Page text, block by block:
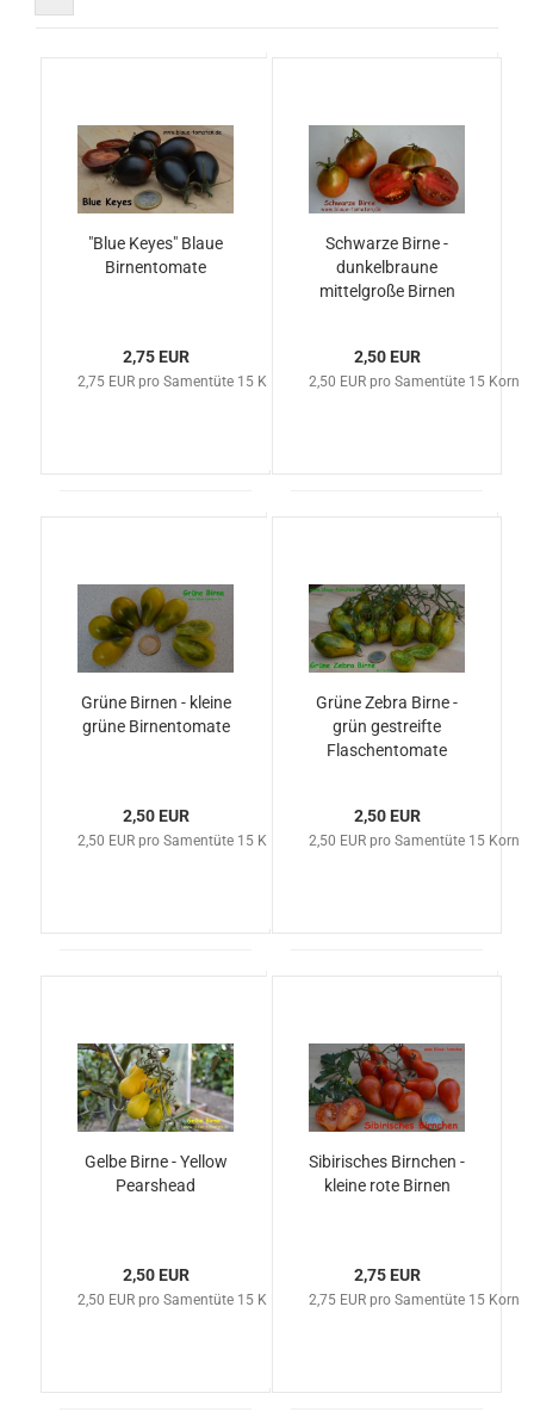
"Blue Keyes" Blaue
Birnentomate
2,75 EUR
2,75 EUR pro Samentüte 15 Korn
Schwarze Birne -
dunkelbraune
mittelgroße Birnen
2,50 EUR
2,50 EUR pro Samentüte 15 Korn
Grüne Birnen - kleine
grüne Birnentomate
2,50 EUR
2,50 EUR pro Samentüte 15 Korn
Grüne Zebra Birne -
grün gestreifte
Flaschentomate
2,50 EUR
2,50 EUR pro Samentüte 15 Korn
Gelbe Birne - Yellow
Pearshead
2,50 EUR
2,50 EUR pro Samentüte 15 Korn
Sibirisches Birnchen -
kleine rote Birnen
2,75 EUR
2,75 EUR pro Samentüte 15 Korn